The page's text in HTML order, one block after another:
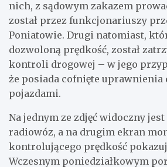
nich, z sądowym zakazem
został przez funkcjonariuszy
Poniatowie. Drugi natomiast,
dozwoloną prędkość, został
kontroli drogowej – w jego
że posiada cofnięte
pojazdami.
Na jednym ze zdjęć widoczny
radiowóz, a na drugim ekran
kontrolującego prędkość
Wczesnym poniedziałkowym